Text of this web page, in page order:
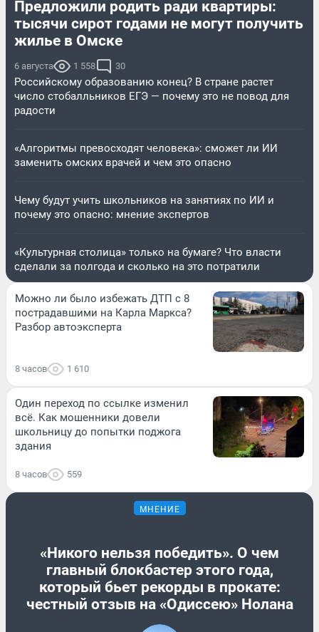
Предложили родить ради квартиры:
тысячи сирот годами не могут получить
жилье в Омске
6 августа 1 558 30
Российскому образованию конец? В стране растет
число стобалльников ЕГЭ — почему это не повод для
радости
«Алгоритмы превосходят человека»: сможет ли ИИ
заменить омских врачей и чем это опасно
Чему будут учить школьников на занятиях по ИИ и
почему это опасно: мнение экспертов
«Культурная столица» только на бумаге? Что власти
сделали за полгода и сколько на это потратили
Можно ли было избежать ДТП с 8
пострадавшими на Карла Маркса?
Разбор автоэксперта
8 часов 1 610
Один переход по ссылке изменил
всё. Как мошенники довели
школьницу до попытки поджога
здания
8 часов 559
МНЕНИЕ
«Никого нельзя победить». О чем
главный блокбастер этого года,
который бьет рекорды в прокате:
честный отзыв на «Одиссею» Нолана